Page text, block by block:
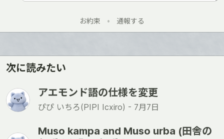
お約束 • 通報する
次に読みたい
アエモンド語の仕様を変更
ぴぴ いちろ(PIPI Icxiro) - 7月7日
Muso kampa and Muso urba (田舎の